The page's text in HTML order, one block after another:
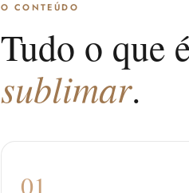
O CONTEÚDO
Tudo o que
sublimar.
01